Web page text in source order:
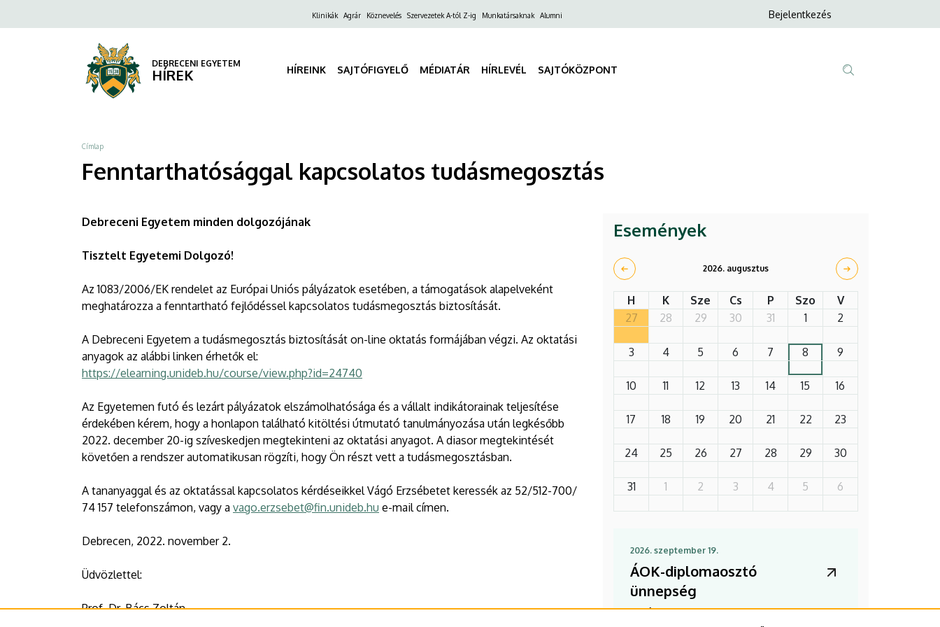
kapcsolatos
tudásmegosztás
EGYETEM
a
FelsőKlinikák Agrár Köznevelés Szervezetek A-tól Z-ig Munkatársaknak Alumni
Anonim
Bejelentkezés
DEBRECENI EGYETEM
HÍREK HÍREINK SAJTÓFIGYELŐ MÉDIATÁR HÍRLEVÉL SAJTÓKÖZPONT
Morzsa
Címlap
Fenntarthatósággal kapcsolatos tudásmegosztás
Debreceni Egyetem minden dolgozójának
Tisztelt Egyetemi Dolgozó!
Az 1083/2006/EK rendelet az Európai Uniós pályázatok esetében, a támogatások alapelveként
meghatározza a fenntartható fejlődéssel kapcsolatos tudásmegosztás biztosítását.
A Debreceni Egyetem a tudásmegosztás biztosítását on-line oktatás formájában végzi. Az oktatási
anyagok az alábbi linken érhetők el:
https://elearning.unideb.hu/course/view.php?id=24740
Az Egyetemen futó és lezárt pályázatok elszámolhatósága és a vállalt indikátorainak teljesítése
érdekében kérem, hogy a honlapon található kitöltési útmutató tanulmányozása után legkésőbb
2022. december 20-ig szíveskedjen megtekinteni az oktatási anyagot. A diasor megtekintését
követően a rendszer automatikusan rögzíti, hogy Ön részt vett a tudásmegosztásban.
A tananyaggal és az oktatással kapcsolatos kérdéseikkel Vágó Erzsébetet keressék az 52/512-700/
74 157 telefonszámon, vagy a vago.erzsebet@fin.unideb.hu e-mail címen.
Debrecen, 2022. november 2.
Üdvözlettel:
Prof. Dr. Bács Zoltán
Események
2026. augusztus
H K Sze Cs P Szo
V
27
28 29 30 31 1 2
3 4 5 6 7 8 9
10 11 12 13 14 15 16
17 18 19 20 21 22 23
24 25 26 27 28 29 30
31 1 2 3 4 5 6
2026. szeptember 19.
ÁOK-diplomaosztó
ünnepség
Az Általános Orvostudományi Kar